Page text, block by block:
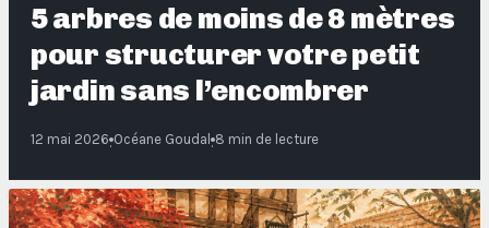
5 arbres de moins de 8 mètres
pour structurer votre petit
jardin sans l’encombrer
12 mai 2026· Océane Goudal · 8 min de lecture